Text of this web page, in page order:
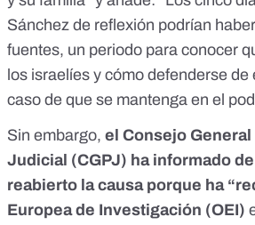
Sánchez de reflexión podrían
fuentes, un periodo para conocer
los israelíes y cómo defenderse de
caso de que se mantenga en el
Sin embargo, el Consejo
Judicial (CGPJ) ha informado
reabierto la causaporque ha
Europea de Investigación (OEI)